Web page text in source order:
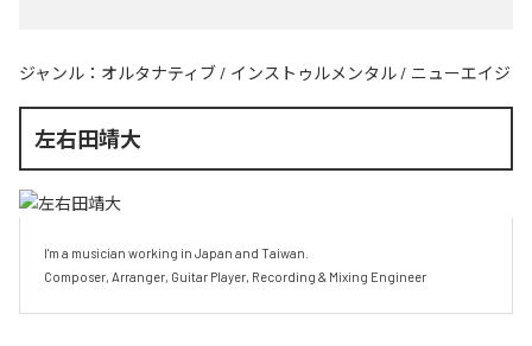
ジャンル： オルタナティブ / インストゥルメンタル / ニューエイジ
左右田靖大
I'm a musician working in Japan and Taiwan.
Composer, Arranger, Guitar Player, Recording & Mixing Engineer